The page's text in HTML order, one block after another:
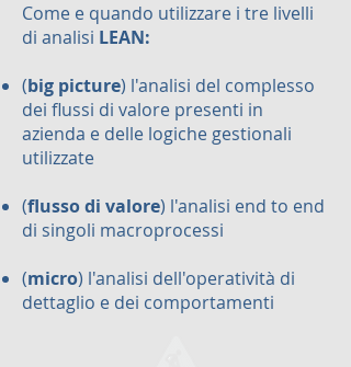
Come e quando utilizzare i tre livelli
di analisi LEAN:
(big picture) l'analisi del complesso
dei flussi di valore presenti in
azienda e delle logiche gestionali
utilizzate
(flusso di valore) l'analisi end to end
di singoli macroprocessi
(micro) l'analisi dell'operatività di
dettaglio e dei comportamenti